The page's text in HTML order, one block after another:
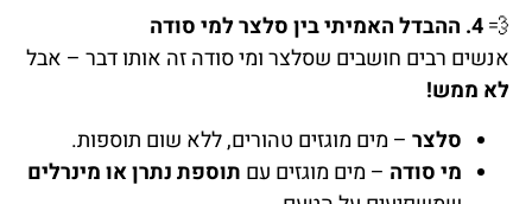
💨4. ההבדל האמיתי בין סלצר למי סודה
אנשים רבים חושבים שסלצר ומי סודה זה אותו דבר – אבל
לא ממש!
סלצר– מים מוגזים טהורים, ללא שום תוספות.
מי סודה – מים מוגזים עם תוספת נתרן או מינרלים